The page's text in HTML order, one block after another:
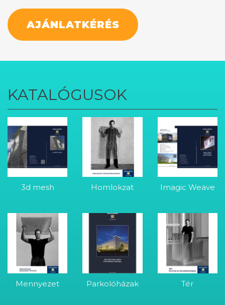
AJÁNLATKÉRÉS
KATALÓGUSOK
3d mesh Homlokzat Imagic Weave
Mennyezet Parkolóházak Tér